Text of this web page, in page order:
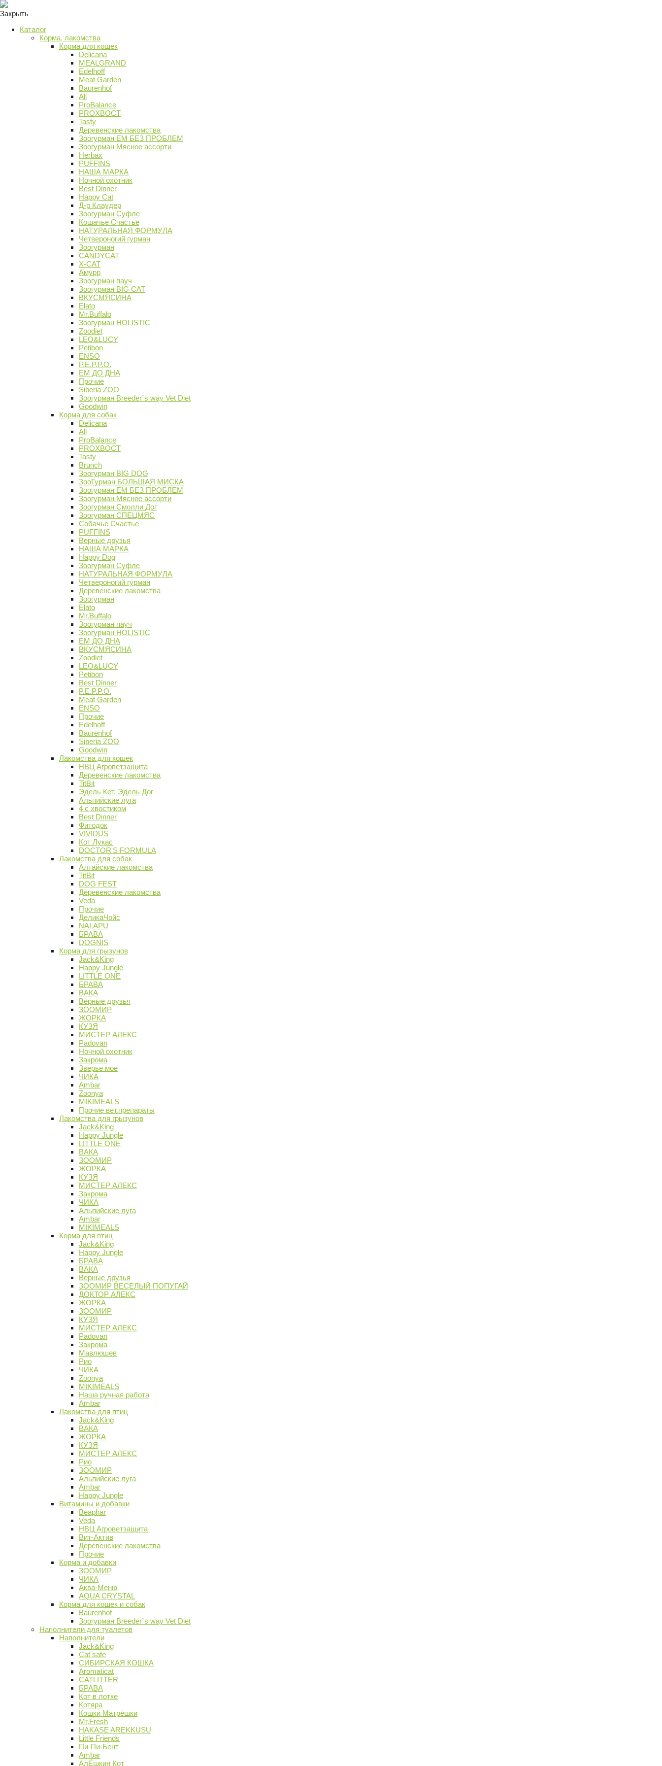
Закрыть
Каталог
Корма, лакомства
Корма для кошек
Delicana
MEALGRAND
Edelhoff
Meat Garden
Baurenhof
All
ProBalance
PROХВОСТ
Tasty
Деревенские лакомства
Зоогурман ЕМ БЕЗ ПРОБЛЕМ
Зоогурман Мясное ассорти
Herbax
PUFFINS
НАША МАРКА
Ночной охотник
Best Dinner
Happy Cat
Д-р Клаудер
Зоогурман Суфле
Кошачье Счастье
НАТУРАЛЬНАЯ ФОРМУЛА
Четвероногий гурман
Зоогурман
CANDYCAT
X-CAT
Амурр
Зоогурман пауч
Зоогурман BIG CAT
ВКУСМЯСИНА
Elato
Mr.Buffalo
Зоогурман HOLISTIC
Zoodiet
LEO&LUCY
Petibon
ENSO
P.E.P.P.O.
ЕМ ДО ДНА
Прочие
Siberia ZOO
Зоогурман Breeder`s way Vet Diet
Goodwin
Корма для собак
Delicana
All
ProBalance
PROХВОСТ
Tasty
Brunch
Зоогурман BIG DOG
ЗооГурман БОЛЬШАЯ МИСКА
Зоогурман ЕМ БЕЗ ПРОБЛЕМ
Зоогурман Мясное ассорти
Зоогурман Смолли Дог
Зоогурман СПЕЦМЯС
Собачье Счастье
PUFFINS
Верные друзья
НАША МАРКА
Happy Dog
Зоогурман Суфле
НАТУРАЛЬНАЯ ФОРМУЛА
Четвероногий гурман
Деревенские лакомства
Зоогурман
Elato
Mr.Buffalo
Зоогурман пауч
Зоогурман HOLISTIC
ЕМ ДО ДНА
ВКУСМЯСИНА
Zoodiet
LEO&LUCY
Petibon
Best Dinner
P.E.P.P.O.
Meat Garden
ENSO
Прочие
Edelhoff
Baurenhof
Siberia ZOO
Goodwin
Лакомства для кошек
НВЦ Агроветзащита
Деревенские лакомства
TitBit
Эдель Кет, Эдель Дог
Альпийские луга
4 с хвостиком
Best Dinner
Фитодок
VIVIDUS
Кот Лукас
DOCTOR'S FORMULA
Лакомства для собак
Алтайские лакомства
TitBit
DOG FEST
Деревенские лакомства
Veda
Прочие
ДеликаЧойс
NALAPU
БРАВА
DOGNIS
Корма для грызунов
Jack&King
Happy Jungle
LITTLE ONE
БРАВА
ВАКА
Верные друзья
ЗООМИР
ЖОРКА
КУЗЯ
МИСТЕР АЛЕКС
Padovan
Ночной охотник
Закрома
Зверье мое
ЧИКА
Ambar
Zoonya
MIKIMEALS
Прочие вет.препараты
Лакомства для грызунов
Jack&King
Happy Jungle
LITTLE ONE
ВАКА
ЗООМИР
ЖОРКА
КУЗЯ
МИСТЕР АЛЕКС
Закрома
ЧИКА
Альпийские луга
Ambar
MIKIMEALS
Корма для птиц
Jack&King
Happy Jungle
БРАВА
ВАКА
Верные друзья
ЗООМИР ВЕСЕЛЫЙ ПОПУГАЙ
ДОКТОР АЛЕКС
ЖОРКА
ЗООМИР
КУЗЯ
МИСТЕР АЛЕКС
Padovan
Закрома
Мавлюшев
Рио
ЧИКА
Zoonya
MIKIMEALS
Наша ручная работа
Ambar
Лакомства для птиц
Jack&King
ВАКА
ЖОРКА
КУЗЯ
МИСТЕР АЛЕКС
Рио
ЗООМИР
Альпийские луга
Ambar
Happy Jungle
Витамины и добавки
Beaphar
Veda
НВЦ Агроветзащита
Вит-Актив
Деревенские лакомства
Прочие
Корма и добавки
ЗООМИР
ЧИКА
Аква-Меню
AQUA CRYSTAL
Корма для кошек и собак
Baurenhof
Зоогурман Breeder`s way Vet Diet
Наполнители для туалетов
Наполнители
Jack&King
Cat safe
СИБИРСКАЯ КОШКА
Aromaticat
CATLITTER
БРАВА
Кот в лотке
Котяра
Кошки Матрёшки
Mr.Fresh
HAKASE AREKKUSU
Little Friends
Пи-Пи-Бент
Ambar
АлЁшкин Кот